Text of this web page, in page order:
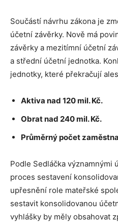
Součástí návrhu zákona je
účetní závěrky. Nově má
závěrky a mezitímní účetní
a střední účetní jednotka.
jednotky, které překračují
Aktiva nad 120 mil. Kč.
Obrat nad 240 mil. Kč.
Průměrný počet
Podle Sedláčka významnými
proces sestavení
upřesnění role mateřské
sestavit konsolidovanou
vyhlášky by měly obsahovat